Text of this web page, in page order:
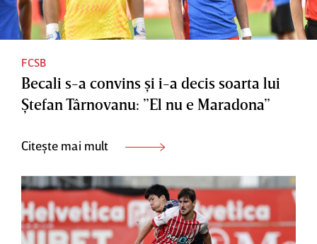
FCSB
Becali s-a convins şi i-a decis soarta lui
Ştefan Târnovanu: ”El nu e Maradona”
Citește mai mult